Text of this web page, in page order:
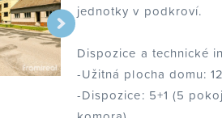
jednotky v podkroví.
Dispozice a technické
-Užitná plocha domu:
-Dispozice: 5+1 (5